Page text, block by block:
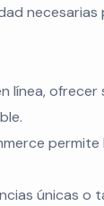
necesarias
línea,
permite
únicas o